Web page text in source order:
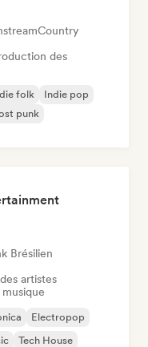
Country
des
folk
Indie pop
punk
Brésilien
artistes
Electropop
Tech House